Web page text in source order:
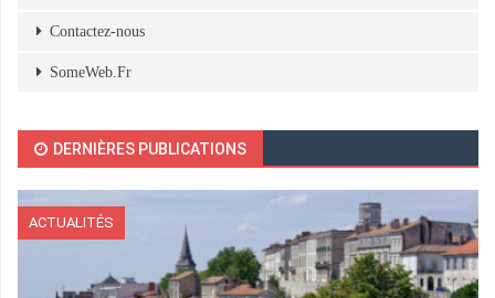
Contactez-nous
SomeWeb.Fr
DERNIÈRES PUBLICATIONS
ACTUALITÉS